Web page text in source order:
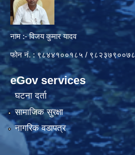
नाम :- विजय कुमार यादव
फोन नं. : ९८४४१००१८५ / ९८२३७९००७८
eGov services
घटना दर्ता
सामाजिक सुरक्षा
नागरिक वडापत्र